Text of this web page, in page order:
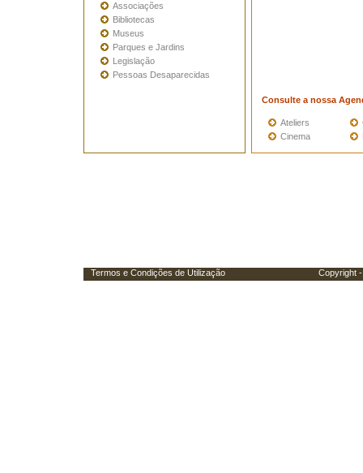
Associações
Bibliotecas
Museus
Parques e Jardins
Legislação
Pessoas Desaparecidas
Consulte a nossa
Ateliers
Cinema
Termos e Condições de Utilização Copyright -